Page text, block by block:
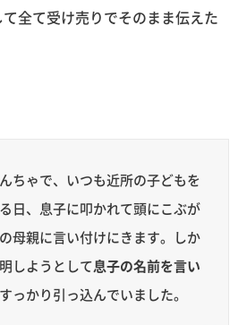
全て受け売りでそのまま伝えた
ちゃで、いつも近所の子どもを
日、息子に叩かれて頭にこぶが
母親に言い付けにきます。しか
しようとして息子の名前を言い
っかり引っ込んでいました。